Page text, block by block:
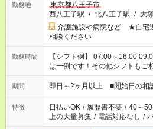
勤務地
東京都八王子市
西八王子駅 / 北八王子駅 / 大
介護施設や病院など ★自宅
相談ください
勤務時間
【シフト例】 07:00～16:00 09:00
は一例です！その他シフトもご
期間 即日～2ヶ月以上 ■開始日の相
特徴 日払いOK / 履歴書不要 / 40～
上の大量募集 / 電話対応なし /